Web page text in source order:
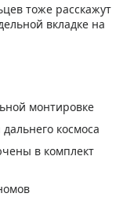
тоже расскажут
вкладке на
монтировке
космоса
в комплект